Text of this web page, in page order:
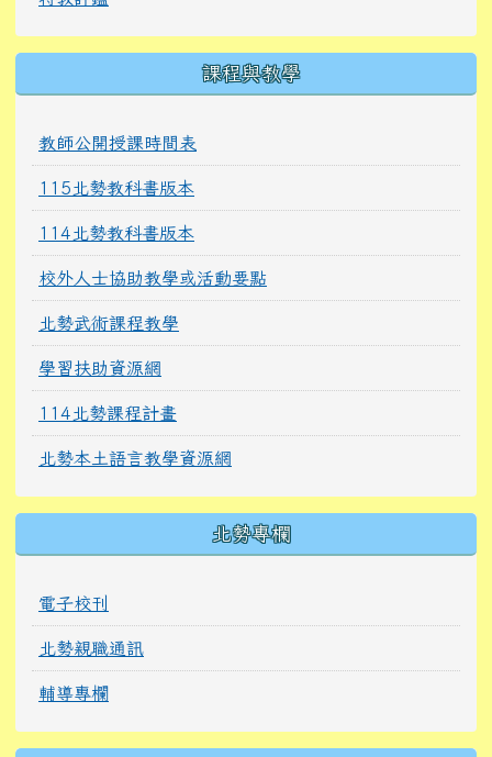
課程與教學
教師公開授課時間表
115北勢教科書版本
114北勢教科書版本
校外人士協助教學或活動要點
北勢武術課程教學
學習扶助資源網
114北勢課程計畫
北勢本土語言教學資源網
北勢專欄
電子校刊
北勢親職通訊
輔導專欄